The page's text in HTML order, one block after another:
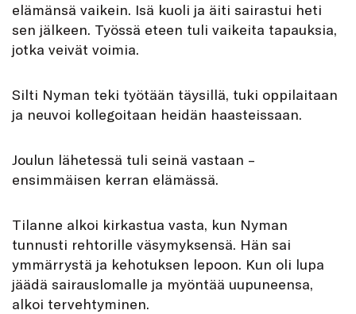
elämänsä vaikein. Isä kuoli ja äiti sairastui heti
sen jälkeen. Työssä eteen tuli vaikeita tapauksia,
jotka veivät voimia.
Silti Nyman teki työtään täysillä, tuki oppilaitaan
ja neuvoi kollegoitaan heidän haasteissaan.
Joulun lähetessä tuli seinä vastaan –
ensimmäisen kerran elämässä.
Tilanne alkoi kirkastua vasta, kun Nyman
tunnusti rehtorille väsymyksensä. Hän sai
ymmärrystä ja kehotuksen lepoon. Kun oli lupa
jäädä sairauslomalle ja myöntää uupuneensa,
alkoi tervehtyminen.